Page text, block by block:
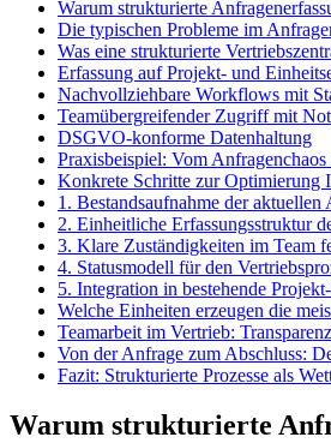
Warum strukturierte
Die typischen Probleme im
Was eine strukturierte
Erfassung auf Projekt- und
Nachvollziehbare Workflows mit
Teamübergreifender Zugriff mit
DSGVO-konforme Datenhaltung
Praxisbeispiel: Vom
Konkrete Schritte zur Optimierung
1. Bestandsaufnahme der aktuellen
2. Einheitliche Erfassungsstruktur
3. Klare Zuständigkeiten im Team
4. Statusmodell für den
5. Integration in bestehende
Welche Einheiten erzeugen die
Teamarbeit im Vertrieb:
Von der Anfrage zum Abschluss:
Fazit: Strukturierte Prozesse als
Warum strukturierte